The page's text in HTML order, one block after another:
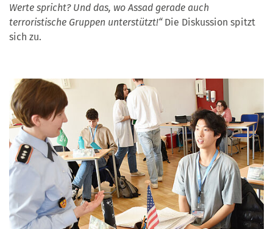
Werte spricht? Und das, wo Assad gerade auch
terroristische Gruppen unterstützt!“ Die Diskussion spitzt
sich zu.